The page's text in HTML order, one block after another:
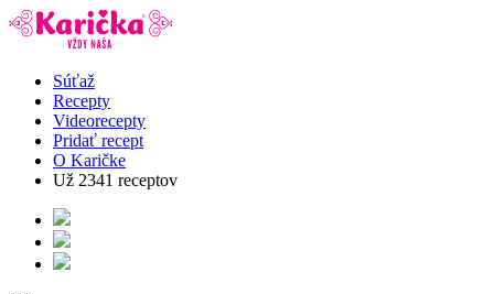
Súťaž
Recepty
Videorecepty
Pridať recept
O Karičke
Už 2341 receptov